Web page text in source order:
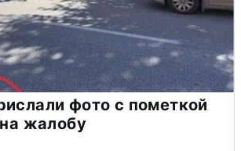
фото с пометкой
жалобу